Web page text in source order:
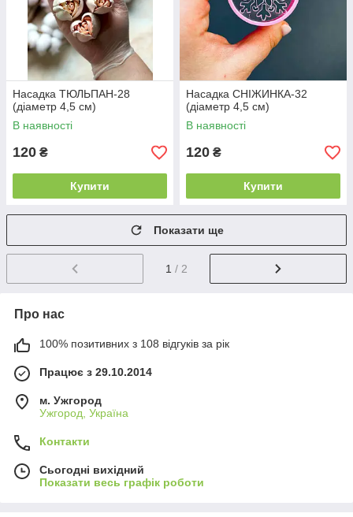
Насадка ТЮЛЬПАН-28
(діаметр 4,5 см)
В наявності
120 ₴
Купити
Насадка СНІЖИНКА-32
(діаметр 4,5 см)
В наявності
120 ₴
Купити
Показати ще
1 / 2
Про нас
100% позитивних з 108 відгуків за рік
Працює з 29.10.2014
м. Ужгород
Ужгород, Україна
Контакти
Сьогодні вихідний
Показати весь графік роботи